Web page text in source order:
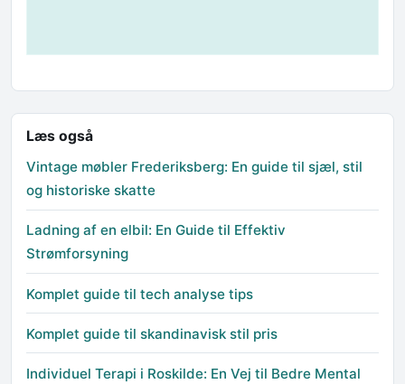
Læs også
Vintage møbler Frederiksberg: En guide til sjæl, stil
og historiske skatte
Ladning af en elbil: En Guide til Effektiv
Strømforsyning
Komplet guide til tech analyse tips
Komplet guide til skandinavisk stil pris
Individuel Terapi i Roskilde: En Vej til Bedre Mental